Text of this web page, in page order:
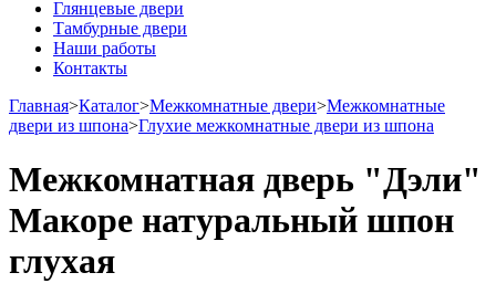
Глянцевые двери
Тамбурные двери
Наши работы
Контакты
Главная>Каталог>Межкомнатные двери>Межкомнатные
двери из шпона>Глухие межкомнатные двери из шпона
Межкомнатная дверь "Дэли"
Макоре натуральный шпон
глухая